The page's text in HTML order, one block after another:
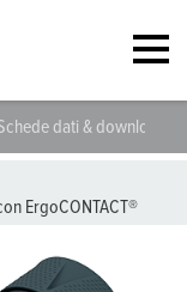
14667
ErgoCONTACT®